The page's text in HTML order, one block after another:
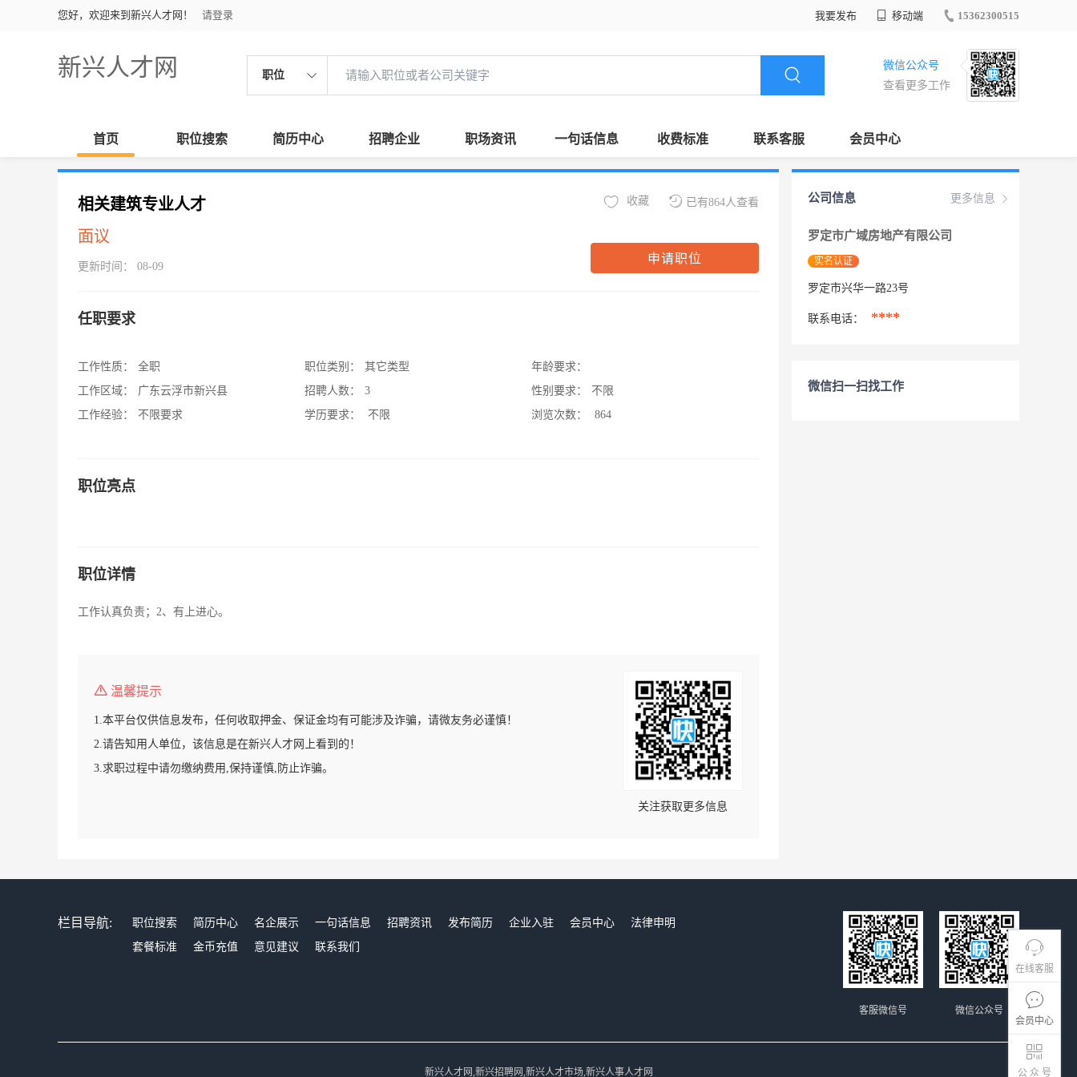
您好，欢迎来到新兴人才网！ 请登录 我要发布 移动端 15362300515
新兴人才网 职位
微信公众号
查看更多工作
首页 职位搜索 简历中心 招聘企业 职场资讯 一句话信息 收费标准 联系客服 会员中心
在线客服
会员中心
公 众 号
相关建筑专业人才
面议
更新时间： 08-09
已有864人查看
收藏
申请职位
任职要求
工作性质：
全职
工作区域：
广东云浮市新兴县
工作经验：
不限要求
职位类别：
其它类型
招聘人数：
3
学历要求：
不限
年龄要求：
性别要求：
不限
浏览次数：
864
职位亮点
职位详情
工作认真负责；2、有上进心。
温馨提示
1.本平台仅供信息发布，任何收取押金、保证金均有可能涉及诈骗，请微友务必谨慎！
2.请告知用人单位，该信息是在新兴人才网上看到的！
3.求职过程中请勿缴纳费用,保持谨慎,防止诈骗。
关注获取更多信息
更多信息
公司信息
罗定市广域房地产有限公司
实名认证
罗定市兴华一路23号
联系电话： ****
微信扫一扫找工作
栏目导航: 职位搜索 简历中心 名企展示 一句话信息 招聘资讯 发布简历 企业入驻 会员中心
法律申明
套餐标准
金币充值 意见建议 联系我们
微信公众号
客服微信号
新兴人才网,新兴招聘网,新兴人才市场,新兴人事人才网